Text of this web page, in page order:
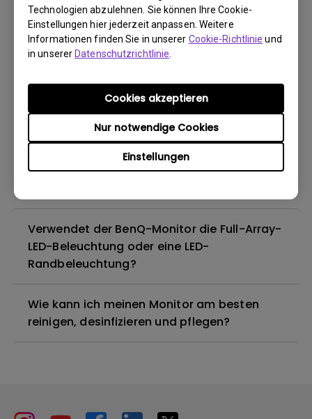
Technologien abzulehnen. Sie können Ihre Cookie-
Einstellungen hier jederzeit anpassen. Weitere
Informationen finden Sie in unserer Cookie-Richtlinie und
in unsererDatenschutzrichtlinie
Einstellungen
Nur notwendige Cookies
Cookies akzeptieren
meinen BenQ-Monitor installieren? Gibt es
eine aktualisierte Version des WHQL-
Treibers?
Wieso flackert mein Monitor?
Sind alle BenQ-Monitore oder nur
bestimmte Modelle quecksilberfrei?
Verwendet der BenQ-Monitor die Full-Array-
LED-Beleuchtung oder eine LED-
Randbeleuchtung?
Wie kann ich meinen Monitor am besten
reinigen, desinfizieren und pflegen?